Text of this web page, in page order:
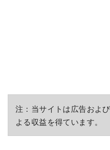
注：当サイトは広告およ
よる収益を得ています。